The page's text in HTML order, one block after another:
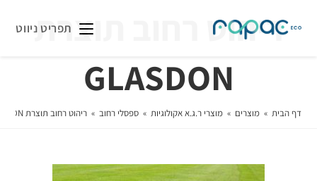
תפריט ניווט
ריהוט רחוב תוצרת
GLASDON
דף הבית » מוצרים » מוצרי ר.ג.א אקולוגיות » ספסלי רחוב » ריהוט רחוב תוצרת GLASDON